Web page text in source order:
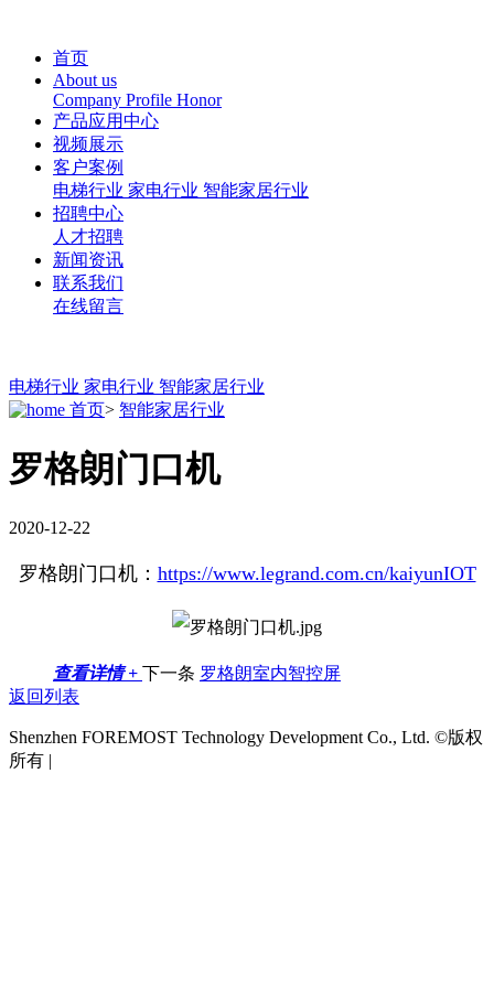
首页
About us
Company Profile Honor
产品应用中心
视频展示
客户案例
电梯行业 家电行业 智能家居行业
招聘中心
人才招聘
新闻资讯
联系我们
在线留言
电梯行业 家电行业 智能家居行业
首页> 智能家居行业
罗格朗门口机
2020-12-22
罗格朗门口机： https://www.legrand.com.cn/kaiyunIOT
查看详情 + 下一条 罗格朗室内智控屏
返回列表
Shenzhen FOREMOST Technology Development Co., Ltd. ©版权
所有 |